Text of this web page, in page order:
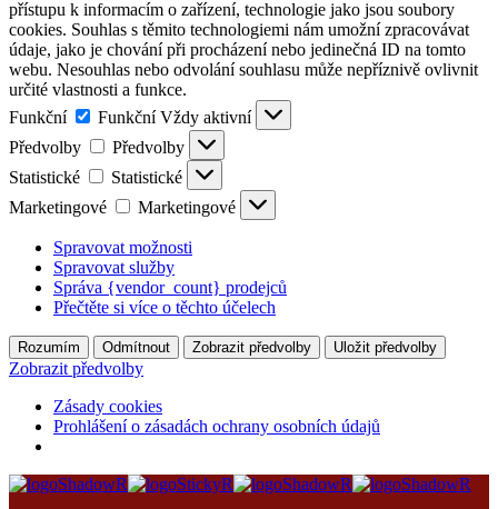
přístupu k informacím o zařízení, technologie jako jsou soubory
cookies. Souhlas s těmito technologiemi nám umožní zpracovávat
údaje, jako je chování při procházení nebo jedinečná ID na tomto
webu. Nesouhlas nebo odvolání souhlasu může nepříznivě ovlivnit
určité vlastnosti a funkce.
Funkční
Funkční Vždy aktivní
Předvolby
Předvolby
Statistické
Statistické
Marketingové
Marketingové
Spravovat možnosti
Spravovat služby
Správa {vendor_count} prodejců
Přečtěte si více o těchto účelech
Rozumím Odmítnout Zobrazit předvolby Uložit předvolby
Zobrazit předvolby
Zásady cookies
Prohlášení o zásadách ochrany osobních údajů